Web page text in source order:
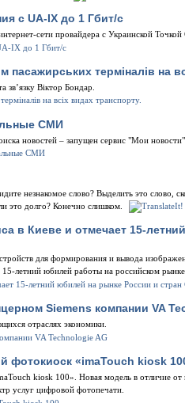
с UA-IX до 1 Гбит/с
сети провайдера с Украинской
пасажирських терміналів на
зв’язку Віктор Бондар.
СМИ
новостей – запущен сервис "Мои
незнакомое слово? Выделить это слово,
это долго? Конечно слишком.
в Киеве и отмечает 15-
для формирования и вывода
летний юбилей работы на российском
Siemens компании VA
отраслях экономики.
фотокиоск «imaTouch kiosk
kiosk 100». Новая модель в отличие
услуг цифровой фотопечати.